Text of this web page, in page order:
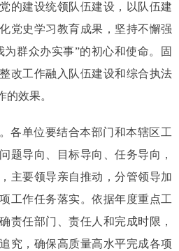
的建设统领队伍建设，以队伍建
党史学习教育成果，坚持不懈强
群众办实事”的初心和使命。固
改工作融入队伍建设和综合执法
效果。
各单位要结合本部门和本辖区工
题导向、目标导向、任务导向，
主要领导亲自推动，分管领导加
工作任务落实。依据年度重点工
责任部门、责任人和完成时限，
究，确保高质量高水平完成各项